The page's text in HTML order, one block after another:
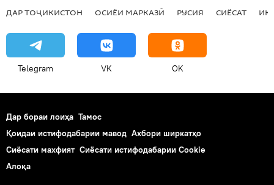
ДАР ТОҶИКИСТОН ОСИЁИ МАРКАЗӢ РУСИЯ СИЁСАТ
Telegram VK OK
Дар бораи лоиҳа Тамос
Қоидаи истифодабарии мавод Ахбори ширкатҳо
Сиёсати махфият Сиёсати истифодабарии Cookie
Алоқа